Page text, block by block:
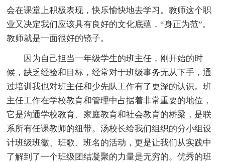
会在课堂上积极表现，快乐愉快地去学习。教师这个职
业又决定我们应该具有良好的文化底蕴，“身正为范”。
教师就是一面很好的镜子。
因为自己担当一年级学生的班主任，刚开始的时
候，缺乏经验和目标，经常对于班级事务无从下手，通
过培训我也对班主任和少先队工作有了更深的认识。班
主任工作在学校教育和管理中占据着非常重要的地位，
它是沟通学校教育、家庭教育和社会教育的桥梁，是联
系所有任课教师的纽带。汤校长给我们组织的分小组设
计班级班徽、班歌、班名的活动，更是让我们从实践中
了解到了一个班级团结凝聚的力量是无穷的。优秀的班